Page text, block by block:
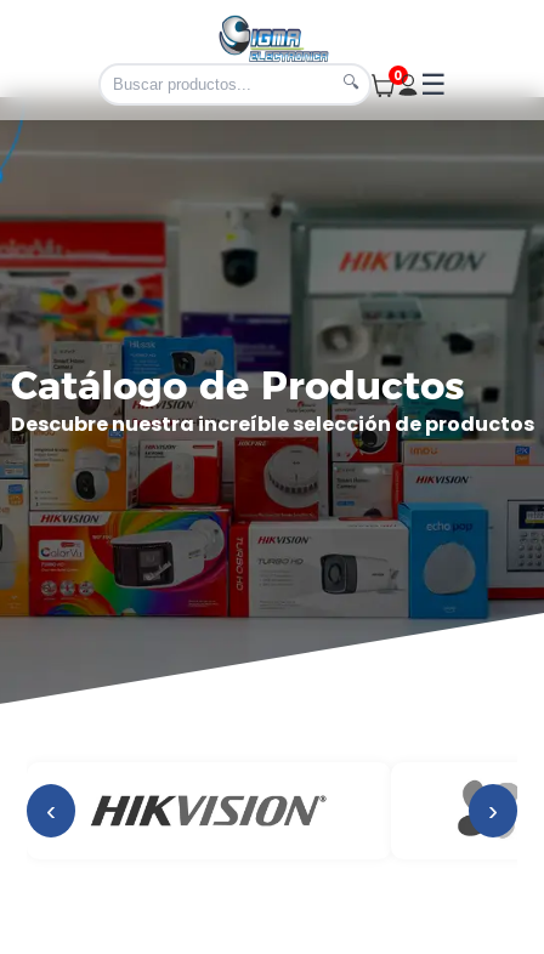
🔍 0 ☰
Catálogo de Productos
Descubre nuestra increíble selección de productos
‹ ›